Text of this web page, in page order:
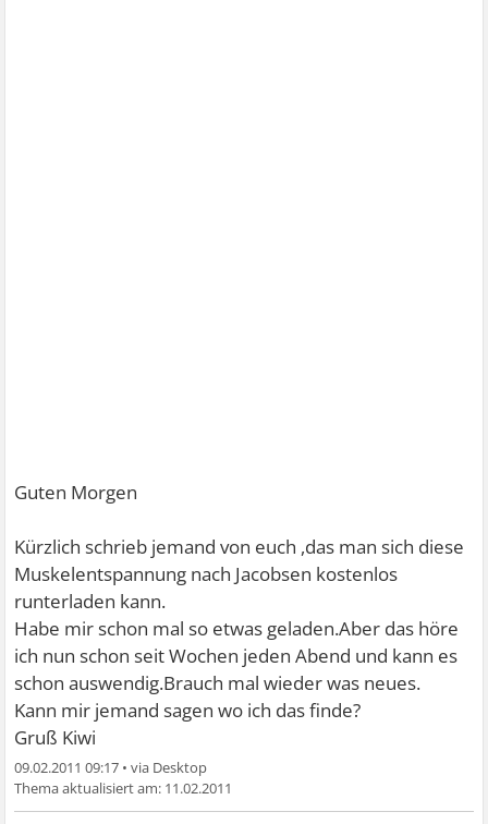
Guten Morgen
Kürzlich schrieb jemand von euch ,das man sich diese
Muskelentspannung nach Jacobsen kostenlos
runterladen kann.
Habe mir schon mal so etwas geladen.Aber das höre
ich nun schon seit Wochen jeden Abend und kann es
schon auswendig.Brauch mal wieder was neues.
Kann mir jemand sagen wo ich das finde?
Gruß Kiwi
09.02.2011 09:17 •
11.02.2011